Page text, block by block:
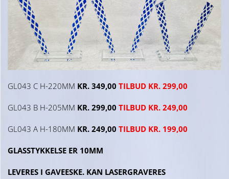
GL043 C H-220MM KR. 349,00 TILBUD KR. 299,00
GL043 B H-205MM KR. 299,00 TILBUD KR. 249,00
GL043 A H-180MM KR. 249,00 TILBUD KR. 199,00
GLASSTYKKELSE ER 10MM
LEVERES I GAVEESKE. KAN LASERGRAVERES